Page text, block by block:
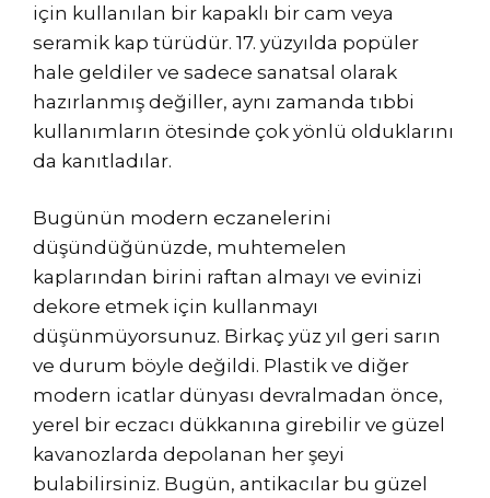
için kullanılan bir kapaklı bir cam veya
seramik kap türüdür. 17. yüzyılda popüler
hale geldiler ve sadece sanatsal olarak
hazırlanmış değiller, aynı zamanda tıbbi
kullanımların ötesinde çok yönlü olduklarını
da kanıtladılar.
Bugünün modern eczanelerini
düşündüğünüzde, muhtemelen
kaplarından birini raftan almayı ve evinizi
dekore etmek için kullanmayı
düşünmüyorsunuz. Birkaç yüz yıl geri sarın
ve durum böyle değildi. Plastik ve diğer
modern icatlar dünyası devralmadan önce,
yerel bir eczacı dükkanına girebilir ve güzel
kavanozlarda depolanan her şeyi
bulabilirsiniz. Bugün, antikacılar bu güzel